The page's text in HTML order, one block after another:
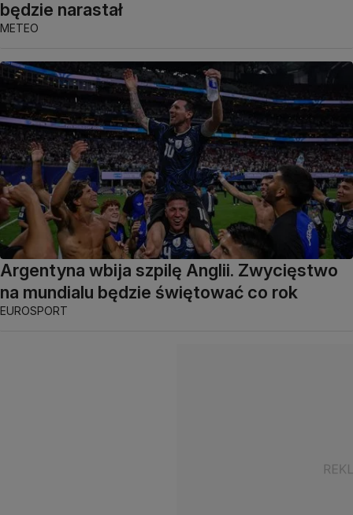
będzie narastał
METEO
Argentyna wbija szpilę Anglii. Zwycięstwo
na mundialu będzie świętować co rok
EUROSPORT